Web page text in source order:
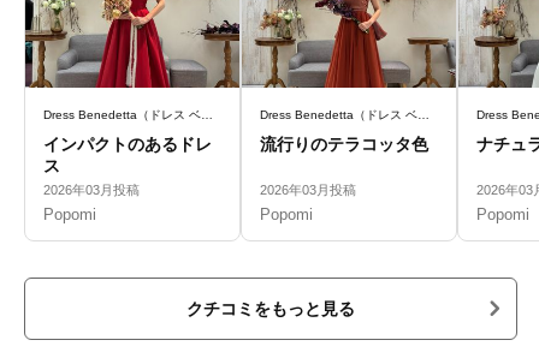
インパクトのあるドレ
ス
2026年03月投稿
Popomi
流行りのテラコッタ色
2026年03月投稿
Popomi
ナチュ
2026年03
Popomi
クチコミをもっと見る